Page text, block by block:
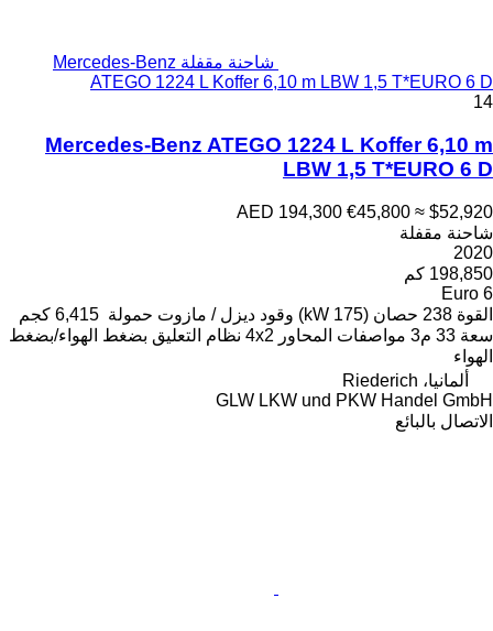
شاحنة مقفلة Mercedes-Benz
ATEGO 1224 L Koffer
Mercedes-Benz
AED
ديزل / مازوت حمولة 6,415 كجم
4x2 نظام التعليق بضغط الهواء/بضغط
GLW